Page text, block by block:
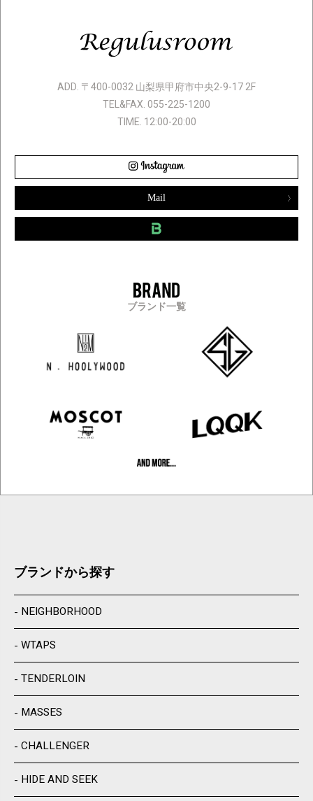
ADD. 〒400-0032 山梨県甲府市中央2-9-17 2F
TEL&FAX. 055-225-1200
TIME. 12:00-20:00
Mail
ブランド一覧
ブランドから探す
NEIGHBORHOOD
WTAPS
TENDERLOIN
MASSES
CHALLENGER
HIDE AND SEEK